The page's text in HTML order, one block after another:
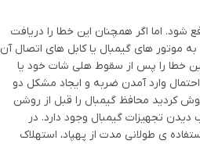
شود. اما اگر همچنان این خطا را دریافت
موتور های گیمبال یا کابل های اتصال آن
خطا را پس از سقوط هلی شات خود یا
وارد آمدن ضربه و ایجاد مشکل دو
کردید محافظ گیمبال را قبل از روشن
دیدن تجهیزات گیمبال وجود دارد. در
ی طولانی مدت از پهپاد، استهلاک